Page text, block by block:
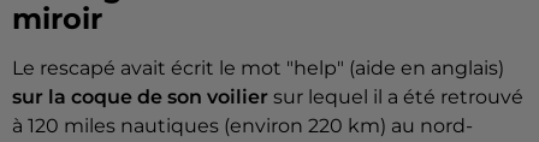
miroir
Le rescapé avait écrit le mot "help" (aide en anglais)
sur la coque de son voilier sur lequel il a été retrouvé
à 120 miles nautiques (environ 220 km) au nord-